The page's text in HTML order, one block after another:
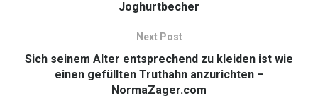
Joghurtbecher
Next Post
Sich seinem Alter entsprechend zu kleiden ist wie
einen gefüllten Truthahn anzurichten –
NormaZager.com